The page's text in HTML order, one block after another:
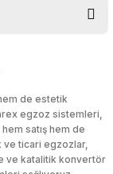
de estetik
egzoz sistemleri,
satış hem de
ve ticari egzozlar,
ve katalitik konvertör